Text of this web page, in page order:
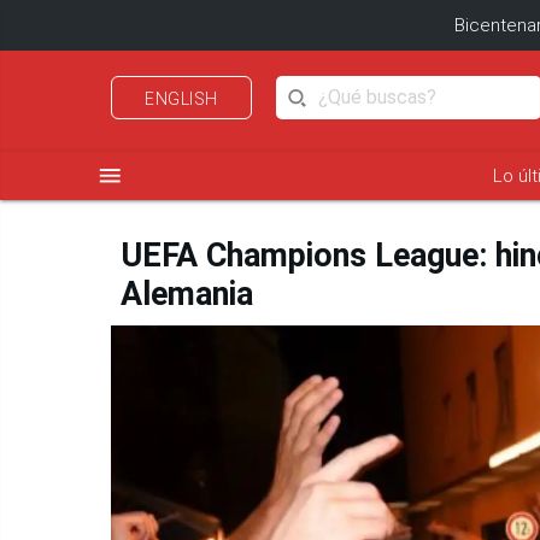
ENGLISH
menu Lo
UEFA Champions League:
Alemania